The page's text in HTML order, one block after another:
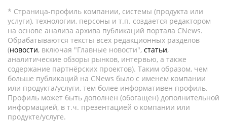
* Страница-профиль компании, системы (продукта или
услуги), технологии, персоны и т.п. создается редактором
на основе анализа архива публикаций портала CNews.
Обрабатываются тексты всех редакционных разделов
(новости, включая "Главные новости", статьи,
аналитические обзоры рынков, интервью, а также
содержание партнёрских проектов). Таким образом, чем
больше публикаций на CNews было с именем компании
или продукта/услуги, тем более информативен профиль.
Профиль может быть дополнен (обогащен) дополнительной
информацией, в т.ч. презентацией о компании или
продукте/услуге.